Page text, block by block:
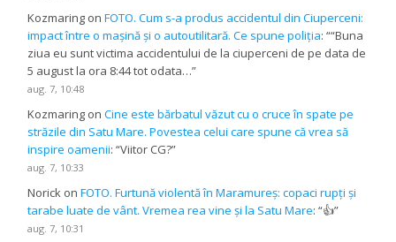
Kozmaring onFOTO. Cum s-a produs accidentul din Ciuperceni:
impact între o mașină și o autoutilitară. Ce spune poliția: ““Buna
ziua eu sunt victima accidentului de la ciuperceni de pe data de
5 august la ora 8:44 tot odata…”
aug. 7, 10:48
Kozmaring onCine este bărbatul văzut cu o cruce în spate pe
străzile din Satu Mare. Povestea celui care spune că vrea să
inspire oamenii: “Viitor CG?”
aug. 7, 10:33
Norick onFOTO. Furtună violentă în Maramureș: copaci rupți și
tarabe luate de vânt. Vremea rea vine și la Satu Mare: “👍”
aug. 7, 10:31